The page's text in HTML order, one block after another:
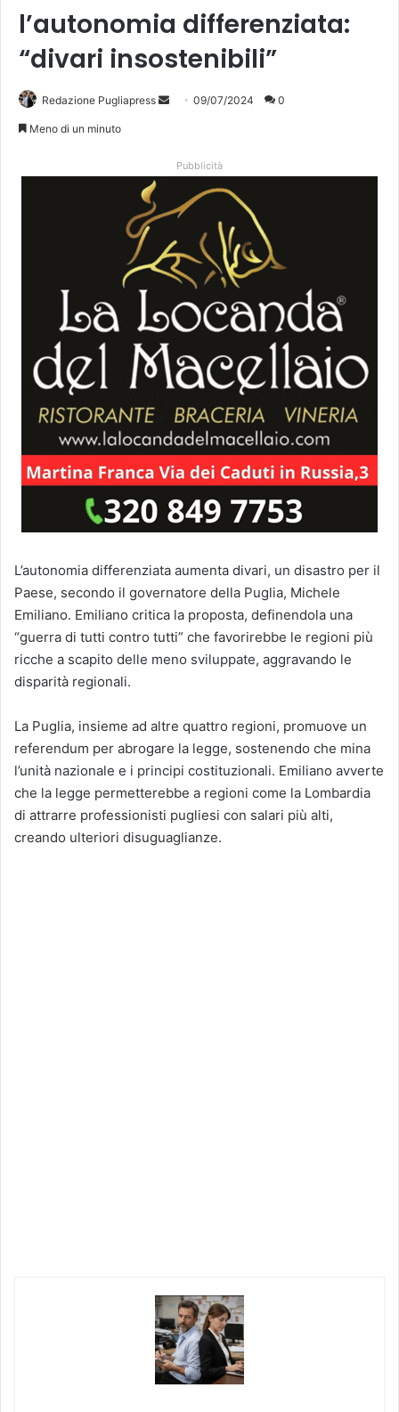
l’autonomia differenziata:
“divari insostenibili”
Redazione Pugliapress
Invia 09/07/2024 0
Meno di un minuto
Pubblicità
L’autonomia differenziata aumenta divari, un disastro per il
Paese, secondo il governatore della Puglia, Michele
Emiliano. Emiliano critica la proposta, definendola una
“guerra di tutti contro tutti” che favorirebbe le regioni più
ricche a scapito delle meno sviluppate, aggravando le
disparità regionali.
La Puglia, insieme ad altre quattro regioni, promuove un
referendum per abrogare la legge, sostenendo che mina
l’unità nazionale e i principi costituzionali. Emiliano avverte
che la legge permetterebbe a regioni come la Lombardia
di attrarre professionisti pugliesi con salari più alti,
creando ulteriori disuguaglianze.